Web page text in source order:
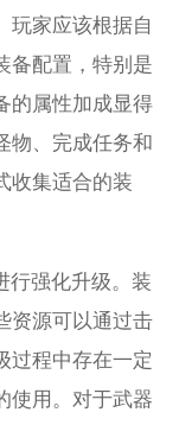
玩家应该根据自
备配置，特别是
的属性加成显得
物、完成任务和
收集适合的装
行强化升级。装
资源可以通过击
过程中存在一定
使用。对于武器